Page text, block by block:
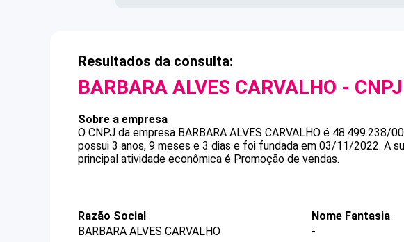
Resultados da consulta:
BARBARA ALVES CARVALHO - CNPJ
Sobre a empresa
O CNPJ da empresa BARBARA ALVES CARVALHO é 48.499.238/
possui 3 anos, 9 meses e 3 dias e foi fundada em 03/11/2022. A
principal atividade econômica é Promoção de vendas.
Razão Social
BARBARA ALVES CARVALHO
Nome Fantasia
-